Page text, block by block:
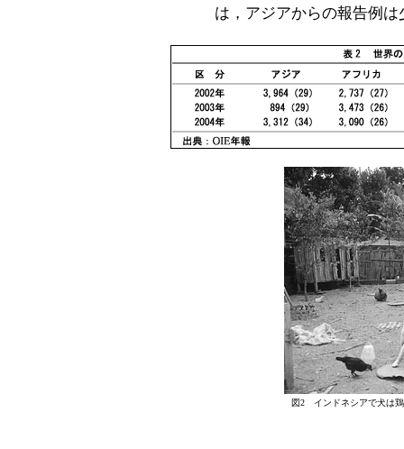
は，アジアからの報告例
図2 インドネシアで犬は鶏